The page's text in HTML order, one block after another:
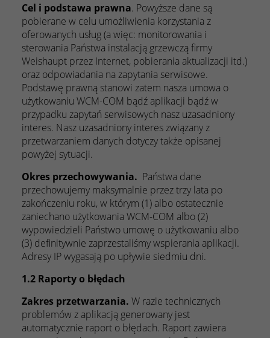
Cel i podstawa prawna. Powyższe dane są
pobierane w celu umożliwienia korzystania z
oferowanych usług (a więc: monitorowania i
sterowania Państwa instalacją grzewczą firmy
Weishaupt przez Internet, pobierania aktualizacji itd.)
oraz odpowiadania na zapytania serwisowe.
Podstawę prawną stanowi zatem nasza umowa o
użytkowaniu WCM-COM bądź aplikacji bądź w
przypadku zapytań serwisowych nasz uzasadniony
interes. Nasz uzasadniony interes związany z
przetwarzaniem danych dotyczy także opisanej
powyżej sytuacji.
Okres przechowywania. Państwa dane
przechowujemy maksymalnie przez trzy lata po
zakończeniu roku, w którym (1) albo ostatecznie
zaniechano użytkowania WCM-COM albo (2)
wypowiedzieli Państwo umowę o użytkowaniu albo
(3) definitywnie zaprzestaliśmy wspierania aplikacji.
Adresy IP wygasają po upływie siedmiu dni.
1.2 Raporty o błędach
Zakres przetwarzania. W razie technicznych
problemów z aplikacją generowany jest
automatycznie raport o błędach. Raport zawiera